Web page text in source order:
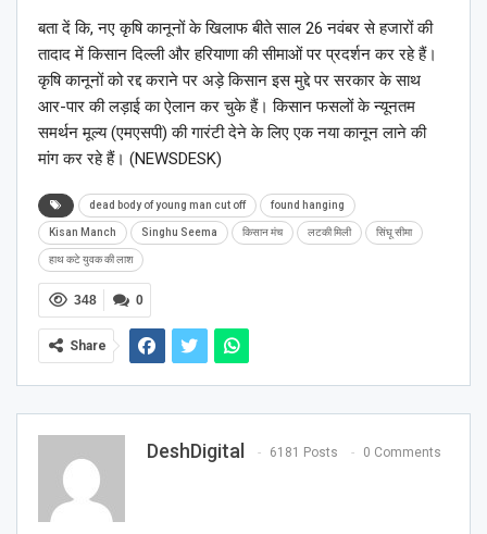
बता दें कि, नए कृषि कानूनों के खिलाफ बीते साल 26 नवंबर से हजारों की
तादाद में किसान दिल्ली और हरियाणा की सीमाओं पर प्रदर्शन कर रहे हैं।
कृषि कानूनों को रद्द कराने पर अड़े किसान इस मुद्दे पर सरकार के साथ
आर-पार की लड़ाई का ऐलान कर चुके हैं। किसान फसलों के न्यूनतम
समर्थन मूल्य (एमएसपी) की गारंटी देने के लिए एक नया कानून लाने की
मांग कर रहे हैं। (NEWSDESK)
dead body of young man cut off found hanging
Kisan Manch Singhu Seema किसान मंच लटकी मिली सिंघू सीमा
हाथ कटे युवक की लाश
0
348
Share
DeshDigital 6181 Posts 0 Comments